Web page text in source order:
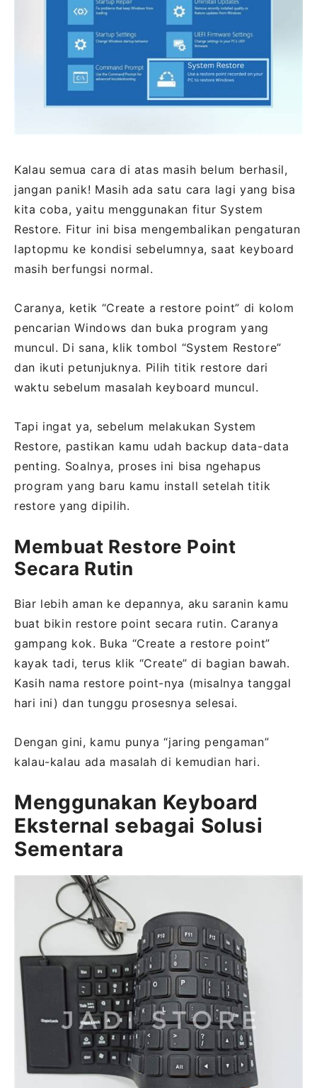
Kalau semua cara di atas masih belum berhasil,
jangan panik! Masih ada satu cara lagi yang bisa
kita coba, yaitu menggunakan fitur System
Restore. Fitur ini bisa mengembalikan pengaturan
laptopmu ke kondisi sebelumnya, saat keyboard
masih berfungsi normal.
Caranya, ketik “Create a restore point” di kolom
pencarian Windows dan buka program yang
muncul. Di sana, klik tombol “System Restore”
dan ikuti petunjuknya. Pilih titik restore dari
waktu sebelum masalah keyboard muncul.
Tapi ingat ya, sebelum melakukan System
Restore, pastikan kamu udah backup data-data
penting. Soalnya, proses ini bisa ngehapus
program yang baru kamu install setelah titik
restore yang dipilih.
Membuat Restore Point
Secara Rutin
Biar lebih aman ke depannya, aku saranin kamu
buat bikin restore point secara rutin. Caranya
gampang kok. Buka “Create a restore point”
kayak tadi, terus klik “Create” di bagian bawah.
Kasih nama restore point-nya (misalnya tanggal
hari ini) dan tunggu prosesnya selesai.
Dengan gini, kamu punya “jaring pengaman”
kalau-kalau ada masalah di kemudian hari.
Menggunakan Keyboard
Eksternal sebagai Solusi
Sementara